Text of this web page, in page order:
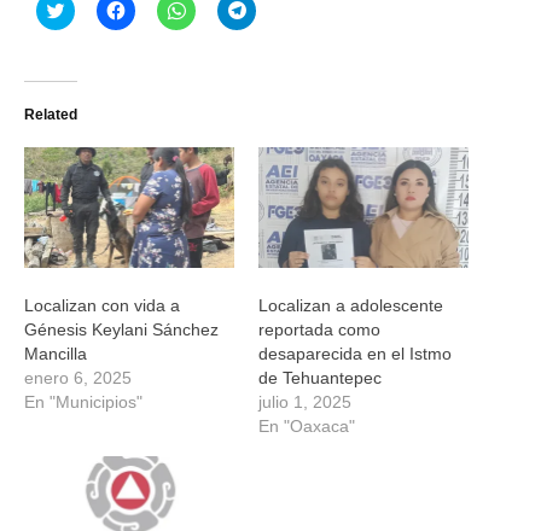
Haz
clic
Twitter
abre
una
ventana
nueva)
Haz
clic
una
ventana
nueva)
Haz
clic
una
ventana
nueva)
Haz
clic
una
ventana
nueva)
Related
Localizan con vida a
Génesis Keylani Sánchez
Mancilla
enero 6, 2025
En "Municipios"
Localizan a adolescente
reportada como
desaparecida en el Istmo
de Tehuantepec
julio 1, 2025
En "Oaxaca"